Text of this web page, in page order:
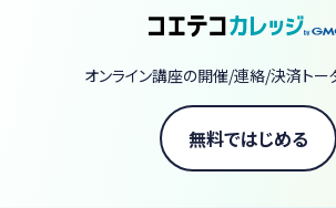
オンライン講座の開催/連絡/決済トー
無料ではじめる